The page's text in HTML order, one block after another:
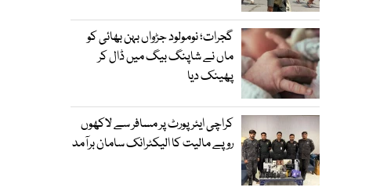
گجرات؛ نومولود جڑواں بہن بھائی کو
ماں نے شاپنگ بیگ میں ڈال کر
پھینک دیا
کراچی ایئرپورٹ پر مسافر سے لاکھوں
روپے مالیت کا الیکٹرانک سامان برآمد